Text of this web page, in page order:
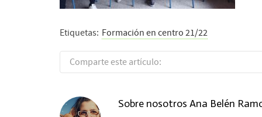
Etiquetas: Formación en centro 21/22
Comparte este artículo:
Sobre nosotros Ana Belén